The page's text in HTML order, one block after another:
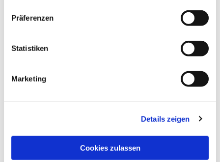
Präferenzen
Statistiken
Marketing
Details zeigen
Cookies zulassen